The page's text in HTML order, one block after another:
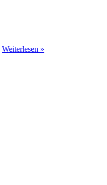
Weiterlesen »